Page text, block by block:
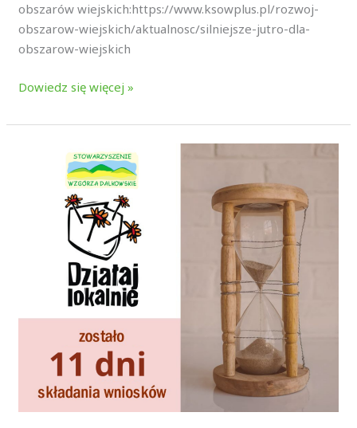
obszarów wiejskich:https://www.ksowplus.pl/rozwoj-
obszarow-wiejskich/aktualnosc/silniejsze-jutro-dla-
obszarow-wiejskich
Dowiedz się więcej »
WNIOSKÓW
lokalnie:
Pozostało